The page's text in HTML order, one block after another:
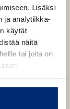
Lisäksi
ja analytiikka-
käytät
näitä
tai joita on